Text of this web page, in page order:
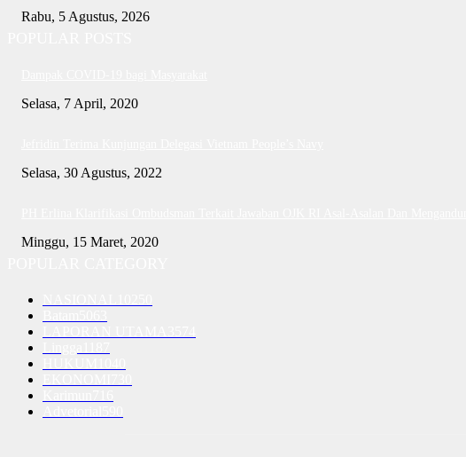
Rabu, 5 Agustus, 2026
Selasa, 7 April, 2020
Selasa, 30 Agustus, 2022
Minggu, 15 Maret, 2020